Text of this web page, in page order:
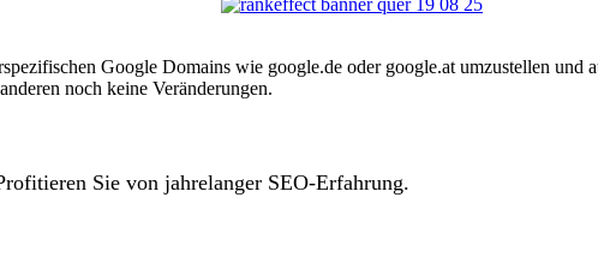
Google Domains wie google.de oder google.at umzustellen
noch keine Veränderungen.
Sie von jahrelanger SEO-Erfahrung.